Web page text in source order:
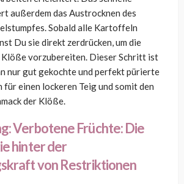
außerdem das Austrocknen des
Sobald alle Kartoffeln
Du sie direkt zerdrücken, um die
vorzubereiten. Dieser Schritt ist
nur gut gekochte und perfekt pürierte
einen lockeren Teig und somit den
der Klöße.
Verbotene Früchte: Die
hinter der
von Restriktionen